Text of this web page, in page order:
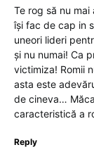
Te rog să nu mai
își fac de cap in
uneori lideri
și nu numai! Ca
victimiza! Romii
asta este
de cineva…
caracteristică a
Reply